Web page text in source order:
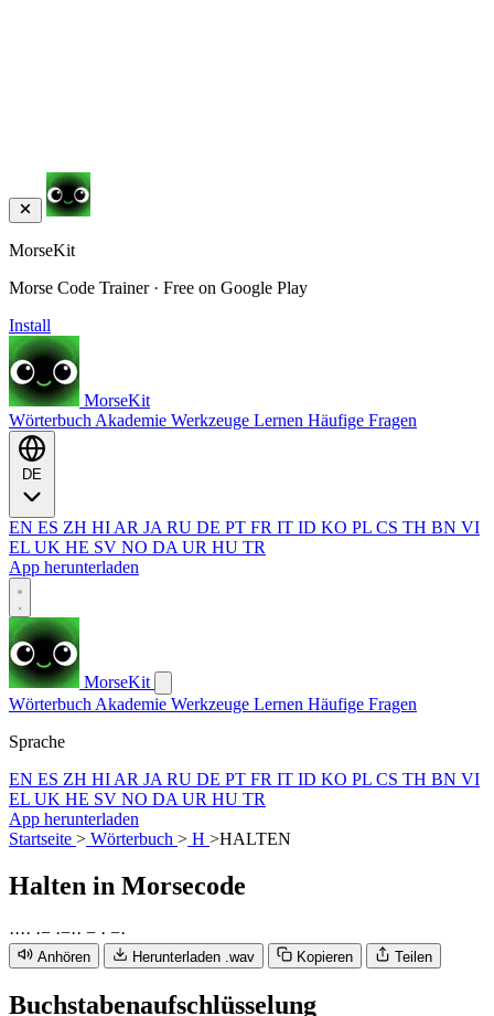
MorseKit
Morse Code Trainer · Free on Google Play
Install
MorseKit
Wörterbuch Akademie Werkzeuge Lernen Häufige Fragen
EN ES ZH HI AR JA RU DE PT FR IT ID KO PL CS TH BN VI
EL UK HE SV NO DA UR HU TR
App herunterladen
MorseKit
Wörterbuch Akademie Werkzeuge Lernen Häufige Fragen
Sprache
EN ES ZH HI AR JA RU DE PT FR IT ID KO PL CS TH BN VI
EL UK HE SV NO DA UR HU TR
App herunterladen
Startseite > Wörterbuch > H >HALTEN
Halten in Morsecode
···· ·− ·−·· − · −·
Anhören Herunterladen .wav Kopieren Teilen
Buchstabenaufschlüsselung